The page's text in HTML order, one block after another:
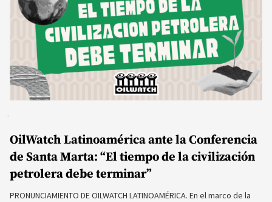
OilWatch Latinoamérica ante la Conferencia
de Santa Marta: “El tiempo de la civilización
petrolera debe terminar”
PRONUNCIAMIENTO DE OILWATCH LATINOAMÉRICA. En el marco de la